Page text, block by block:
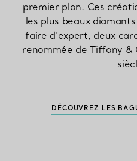
premier plan. Ces
les plus beaux
faire d’expert, deux
renommée de Tiffany &
DÉCOUVREZ LES